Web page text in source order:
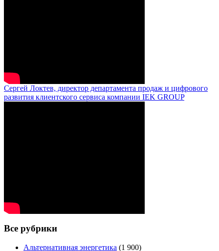
Сергей Локтев, директор департамента продаж и цифрового
развития клиентского сервиса компании IEK GROUP
Все рубрики
Альтернативная энергетика (1 900)